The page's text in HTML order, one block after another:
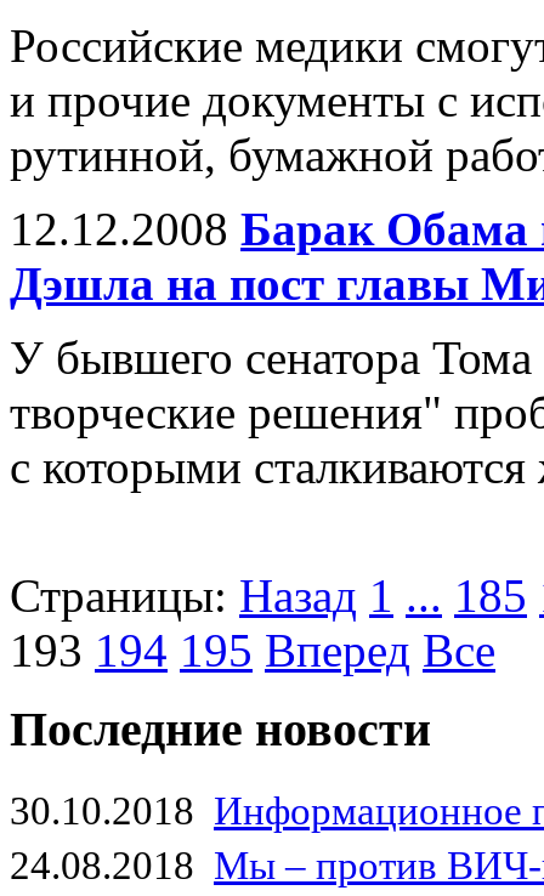
Российские медики
и прочие документы с
рутинной, бумажной
12.12.2008 Барак Обама
Дэшла на пост главы
У бывшего сенатора
творческие решения"
с которыми
Страницы: Назад 1 ... 185
193 194 195 Вперед Все
Последние новости
30.10.2018 Информационное
24.08.2018 Мы – против